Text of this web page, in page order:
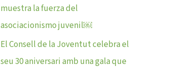
muestra la fuerza del
asociacionismo juvenil￼
El Consell de la Joventut celebra el
seu 30 aniversari amb una gala que